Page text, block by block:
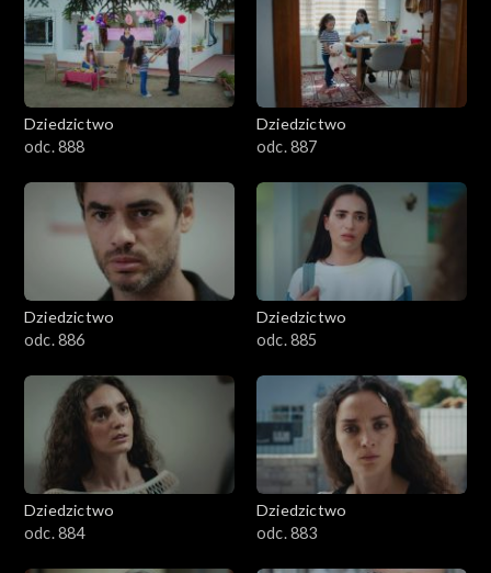
Dziedzictwo
odc. 888
Dziedzictwo
odc. 887
Dziedzictwo
odc. 886
Dziedzictwo
odc. 885
Dziedzictwo
odc. 884
Dziedzictwo
odc. 883